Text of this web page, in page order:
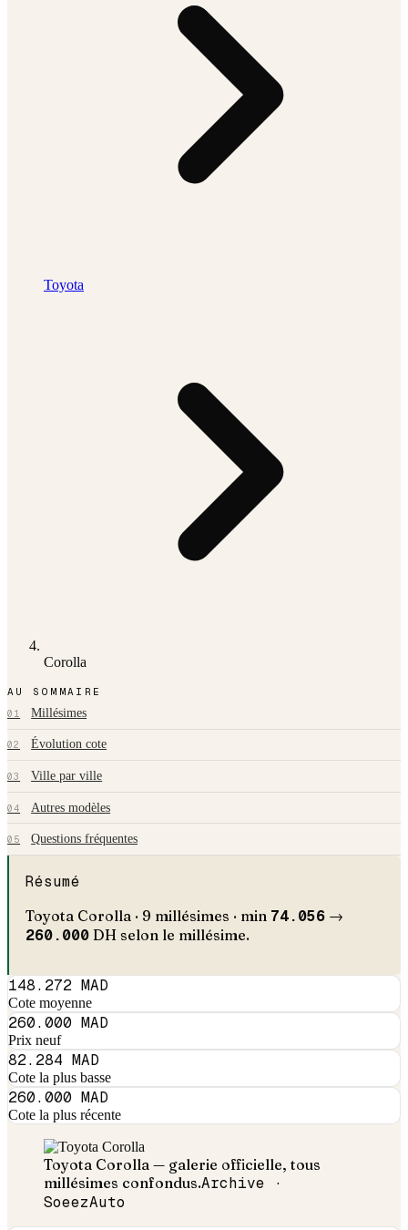
Toyota
Corolla
AU SOMMAIRE
01 Millésimes
02 Évolution cote
03 Ville par ville
04 Autres modèles
05 Questions fréquentes
Résumé
Toyota Corolla · 9 millésimes · min 74.056 →
260.000 DH selon le millésime.
148.272 MAD
Cote moyenne
260.000 MAD
Prix neuf
82.284 MAD
Cote la plus basse
260.000 MAD
Cote la plus récente
Toyota Corolla — galerie officielle, tous
millésimes confondus.Archive ·
SoeezAuto